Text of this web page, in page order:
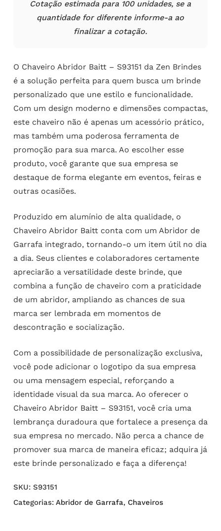
Cotação estimada para 100 unidades, se a
quantidade for diferente informe-a ao
finalizar a cotação.
O Chaveiro Abridor Baitt – S93151 da Zen Brindes
é a solução perfeita para quem busca um brinde
personalizado que une estilo e funcionalidade.
Com um design moderno e dimensões compactas,
este chaveiro não é apenas um acessório prático,
mas também uma poderosa ferramenta de
promoção para sua marca. Ao escolher esse
produto, você garante que sua empresa se
destaque de forma elegante em eventos, feiras e
outras ocasiões.
Produzido em alumínio de alta qualidade, o
Chaveiro Abridor Baitt conta com um Abridor de
Garrafa integrado, tornando-o um item útil no dia
a dia. Seus clientes e colaboradores certamente
apreciarão a versatilidade deste brinde, que
combina a função de chaveiro com a praticidade
de um abridor, ampliando as chances de sua
marca ser lembrada em momentos de
descontração e socialização.
Com a possibilidade de personalização exclusiva,
você pode adicionar o logotipo da sua empresa
ou uma mensagem especial, reforçando a
identidade visual da sua marca. Ao oferecer o
Chaveiro Abridor Baitt – S93151, você cria uma
lembrança duradoura que fortalece a presença da
sua empresa no mercado. Não perca a chance de
promover sua marca de maneira eficaz; adquira já
este brinde personalizado e faça a diferença!
SKU: S93151
Categorias: Abridor de Garrafa, Chaveiros